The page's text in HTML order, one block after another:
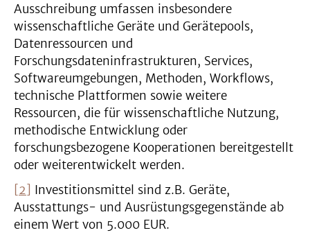
Ausschreibung umfassen insbesondere
wissenschaftliche Geräte und Gerätepools,
Datenressourcen und
Forschungsdateninfrastrukturen, Services,
Softwareumgebungen, Methoden, Workflows,
technische Plattformen sowie weitere
Ressourcen, die für wissenschaftliche Nutzung,
methodische Entwicklung oder
forschungsbezogene Kooperationen bereitgestellt
oder weiterentwickelt werden.
[2]
Investitionsmittel sind z.B. Geräte,
Ausstattungs- und Ausrüstungsgegenstände ab
einem Wert von 5.000 EUR.